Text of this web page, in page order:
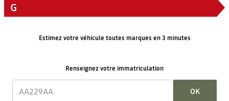
G
Estimez votre véhicule toutes marques en 3 minutes
Renseignez votre immatriculation
OK